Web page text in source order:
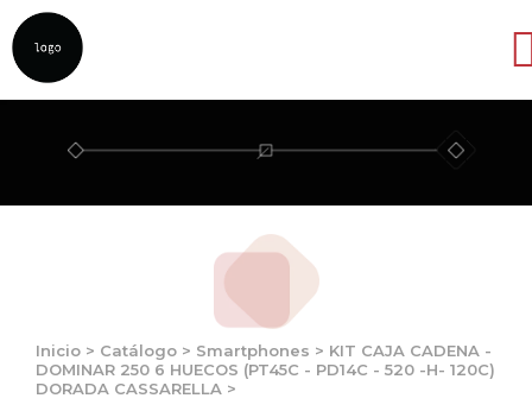
Inicio > Catálogo > Smartphones > KIT CAJA CADENA -
DOMINAR 250 6 HUECOS (PT45C - PD14C - 520 -H- 120C)
DORADA CASSARELLA >